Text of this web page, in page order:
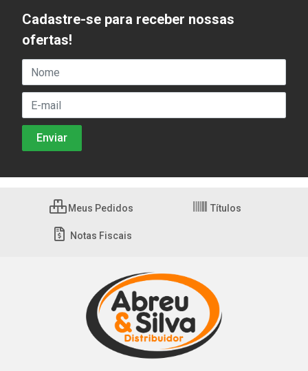
Cadastre-se para receber nossas
ofertas!
Meus Pedidos Títulos
Notas Fiscais